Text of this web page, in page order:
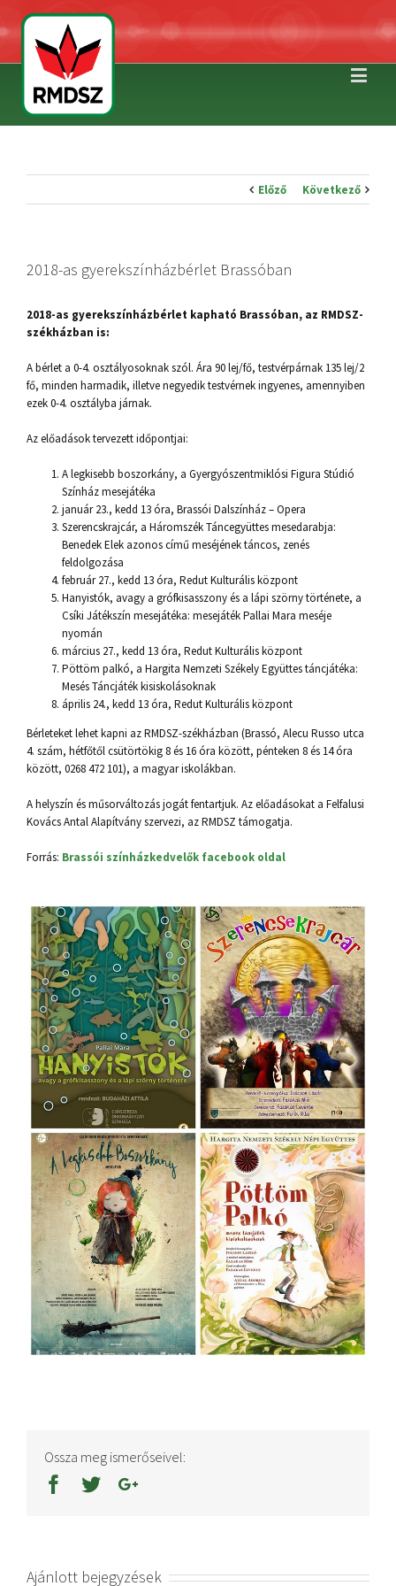
Előző Következő
2018-as gyerekszínházbérlet Brassóban
2018-as gyerekszínházbérlet kapható Brassóban, az RMDSZ-
székházban is:
A bérlet a 0-4. osztályosoknak szól. Ára 90 lej/fő, testvérpárnak 135 lej/2
fő, minden harmadik, illetve negyedik testvérnek ingyenes, amennyiben
ezek 0-4. osztályba járnak.
Az előadások tervezett időpontjai:
A legkisebb boszorkány, a Gyergyószentmiklósi Figura Stúdió
Színház mesejátéka
január 23., kedd 13 óra, Brassói Dalszínház – Opera
Szerencskrajcár, a Háromszék Táncegyüttes mesedarabja:
Benedek Elek azonos című meséjének táncos, zenés
feldolgozása
február 27., kedd 13 óra, Redut Kulturális központ
Hanyistók, avagy a grófkisasszony és a lápi szörny története, a
Csíki Játékszín mesejátéka: mesejáték Pallai Mara meséje
nyomán
március 27., kedd 13 óra, Redut Kulturális központ
Pöttöm palkó, a Hargita Nemzeti Székely Együttes táncjátéka:
Mesés Táncjáték kisiskolásoknak
április 24., kedd 13 óra, Redut Kulturális központ
Bérleteket lehet kapni az RMDSZ-székházban (Brassó, Alecu Russo utca
4. szám, hétfőtől csütörtökig 8 és 16 óra között, pénteken 8 és 14 óra
között, 0268 472 101), a magyar iskolákban.
A helyszín és műsorváltozás jogát fentartjuk. Az előadásokat a Felfalusi
Kovács Antal Alapítvány szervezi, az RMDSZ támogatja.
Forrás: Brassói színházkedvelők facebook oldal
Ossza meg ismerőseivel:
Ajánlott bejegyzések